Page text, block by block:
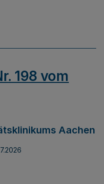
198 vom
Aachen